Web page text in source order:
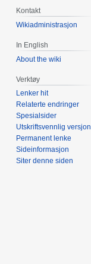
Kontakt
Wikiadministrasjon
In English
About the wiki
Verktøy
Lenker hit
Relaterte endringer
Spesialsider
Utskriftsvennlig versjon
Permanent lenke
Sideinformasjon
Siter denne siden